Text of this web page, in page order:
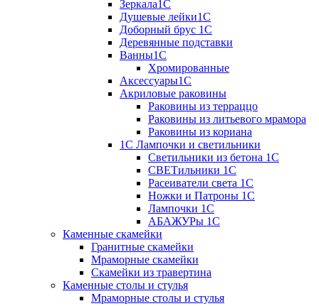
Зеркала1С
Душевые лейки1С
Доборный брус 1С
Деревянные подставки
Ванны1С
Хромированные
Аксессуары1С
Акриловые раковины
Раковины из терраццо
Раковины из литьевого мрамора
Раковины из кориана
1С Лампочки и светильники
Светильники из бетона 1С
СВЕТильники 1С
Расеиватели света 1С
Ножки и Патроны 1С
Лампочки 1С
АБАЖУРы 1С
Каменные скамейки
Гранитные скамейки
Мраморные скамейки
Скамейки из травертина
Каменные столы и стулья
Мраморные столы и стулья